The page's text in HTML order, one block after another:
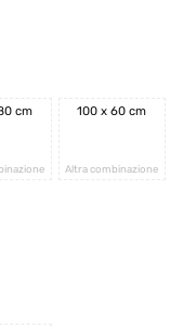
cm 100 x 60 cm
Altra combinazione